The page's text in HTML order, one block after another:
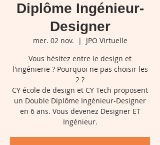
Diplôme Ingénieur-
Designer
mer. 02 nov.
  |
JPO Virtuelle
Vous hésitez entre le design et
l'ingénierie ? Pourquoi ne pas choisir les
2 ?
CY école de design et CY Tech proposent
un Double Diplôme Ingénieur-Designer
en 6 ans. Vous devenez Designer ET
Ingénieur.